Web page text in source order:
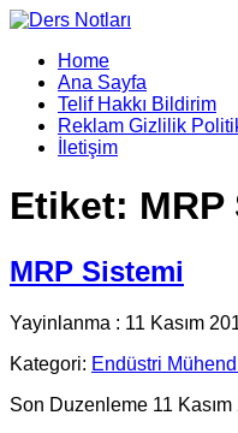
Home
Ana Sayfa
Telif Hakkı Bildirim
Reklam Gizlilik
İletişim
Etiket:
MRP Sistemi
Yayinlanma : 11 Kasım
Kategori: Endüstri
Son Duzenleme 11 Kasım